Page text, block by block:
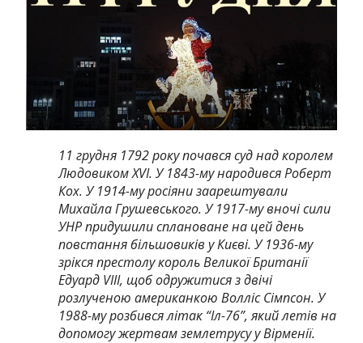
11 грудня 1792 року почався суд над королем
Людовиком XVI. У 1843-му народився Роберт
Кох. У 1914-му росіяни заарештували
Михайла Грушевського. У 1917-му вночі сили
УНР придушили сплановане на цей день
повстання більшовиків у Києві. У 1936-му
зрікся престолу король Великої Британії
Едуард VIII, щоб одружитися з двічі
розлученою американкою Волліс Сімпсон. У
1988-му розбився літак “Іл-76”, який летів на
допомогу жертвам землетрусу у Вірменії.